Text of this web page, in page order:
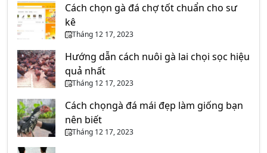
Cách chọn gà đá chợ tốt chuẩn cho sư
kê
Tháng 12 17, 2023
Hướng dẫn cách nuôi gà lai chọi sọc hiệu
quả nhất
Tháng 12 17, 2023
Cách chọngà đá mái đẹp làm giống bạn
nên biết
Tháng 12 17, 2023